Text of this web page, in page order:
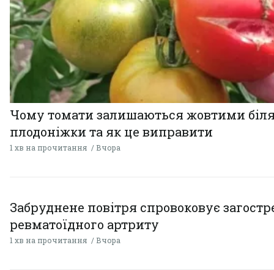
Чому томати залишаються жовтими
плодоніжки та як це виправити
1 хв на прочитання Вчора
Забруднене повітря спровоковує
ревматоїдного артриту
1 хв на прочитання Вчора